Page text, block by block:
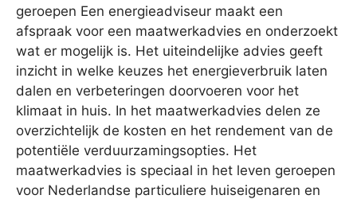
geroepen Een energieadviseur maakt een
afspraak voor een maatwerkadvies en onderzoekt
wat er mogelijk is. Het uiteindelijke advies geeft
inzicht in welke keuzes het energieverbruik laten
dalen en verbeteringen doorvoeren voor het
klimaat in huis. In het maatwerkadvies delen ze
overzichtelijk de kosten en het rendement van de
potentiële verduurzamingsopties. Het
maatwerkadvies is speciaal in het leven geroepen
voor Nederlandse particuliere huiseigenaren en